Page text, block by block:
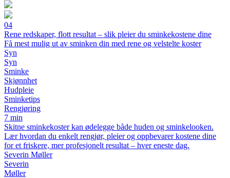
04
Rene redskaper, flott resultat – slik pleier du sminkekostene dine
Få mest mulig ut av sminken din med rene og velstelte koster
Syn
Syn
Sminke
Skjønnhet
Hudpleie
Sminketips
Rengjøring
7 min
Skitne sminkekoster kan ødelegge både huden og sminkelooken.
Lær hvordan du enkelt rengjør, pleier og oppbevarer kostene dine
for et friskere, mer profesjonelt resultat – hver eneste dag.
Severin Møller
Severin
Møller